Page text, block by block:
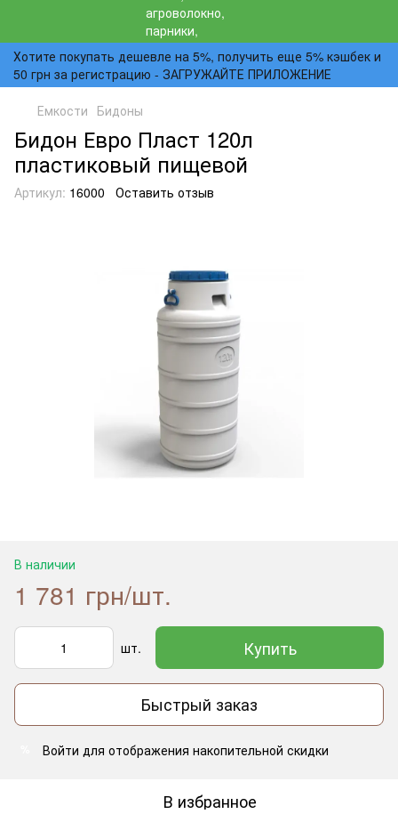
Хотите покупать дешевле на 5%, получить еще 5% кэшбек и
50 грн за регистрацию - ЗАГРУЖАЙТЕ ПРИЛОЖЕНИЕ
Емкости Бидоны
Бидон Евро Пласт 120л
пластиковый пищевой
Артикул: 16000 Оставить отзыв
В наличии
1 781 грн/шт.
шт. Купить
Быстрый заказ
Войти для отображения накопительной скидки
В избранное